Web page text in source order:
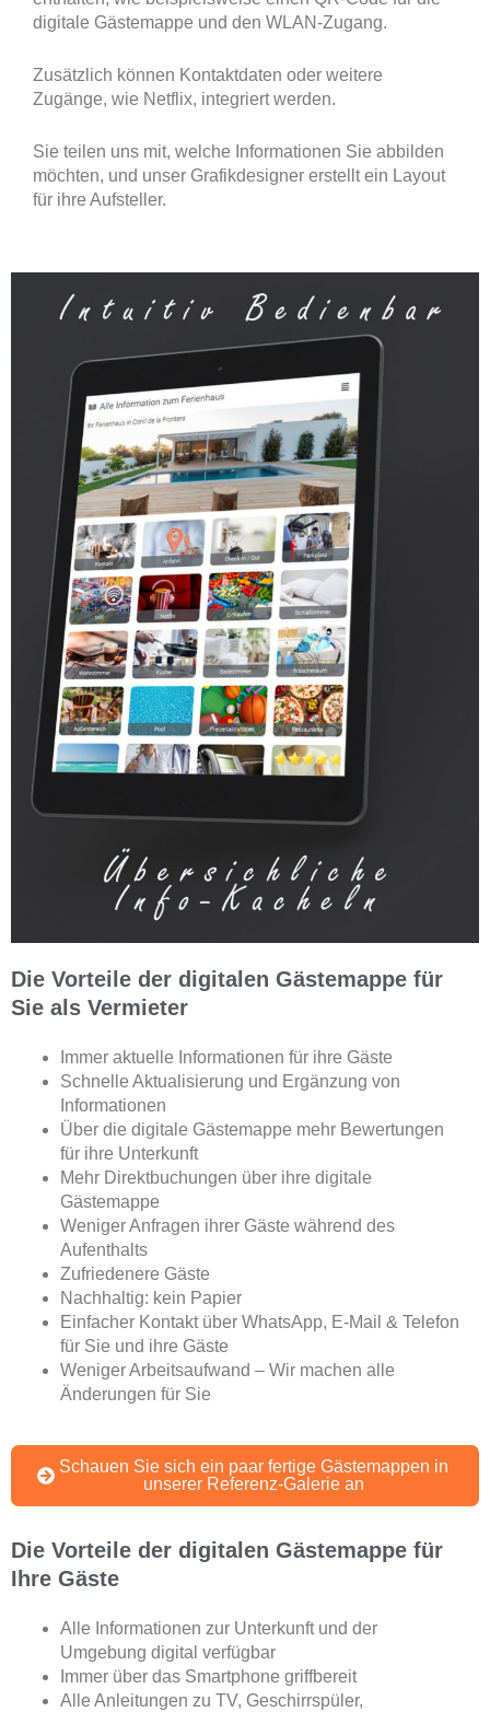
digitale Gästemappe und den WLAN-Zugang.
Zusätzlich können Kontaktdaten oder weitere
Zugänge, wie Netflix, integriert werden.
Sie teilen uns mit, welche Informationen Sie abbilden
möchten, und unser Grafikdesigner erstellt ein Layout
für ihre Aufsteller.
Die Vorteile der digitalen Gästemappe für
Sie als Vermieter
Immer aktuelle Informationen für ihre Gäste
Schnelle Aktualisierung und Ergänzung von
Informationen
Über die digitale Gästemappe mehr Bewertungen
für ihre Unterkunft
Mehr Direktbuchungen über ihre digitale
Gästemappe
Weniger Anfragen ihrer Gäste während des
Aufenthalts
Zufriedenere Gäste
Nachhaltig: kein Papier
Einfacher Kontakt über WhatsApp, E-Mail & Telefon
für Sie und ihre Gäste
Weniger Arbeitsaufwand – Wir machen alle
Änderungen für Sie
Schauen Sie sich ein paar fertige Gästemappen in
unserer Referenz-Galerie an
Die Vorteile der digitalen Gästemappe für
Ihre Gäste
Alle Informationen zur Unterkunft und der
Umgebung digital verfügbar
Immer über das Smartphone griffbereit
Alle Anleitungen zu TV, Geschirrspüler,